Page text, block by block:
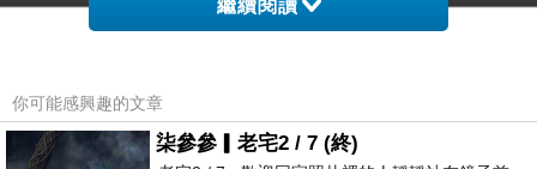
但因為痛的地方太奇怪，門外漢爹娘根本也看不出個所以
現半年一次的塗氟時間似乎快到了，馬上決定一天不晚地
迅速約好了塗氟檢查的日子。
繼續閱讀
你可能感興趣的文章
柒參參▎老宅2 / 7 (終)